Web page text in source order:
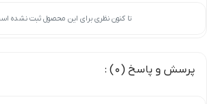
تا کنون نظری برای این محصول ثبت نشده
پرسش و پاسخ (0) :